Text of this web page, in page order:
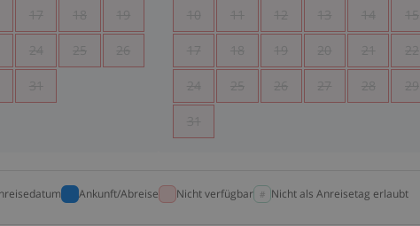
17 18 19
24 25 26
31
10 11 12 13 14 15
17 18 19 20 21 22
24 25 26 27 28 29
31
Ankunft/Abreise Nicht verfügbar Nicht als Anreisetag erlaubt